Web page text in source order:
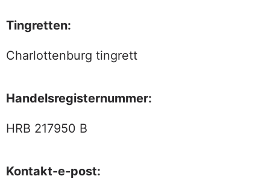
Tingretten:
Charlottenburg tingrett
Handelsregisternummer:
HRB 217950 B
Kontakt-e-post: